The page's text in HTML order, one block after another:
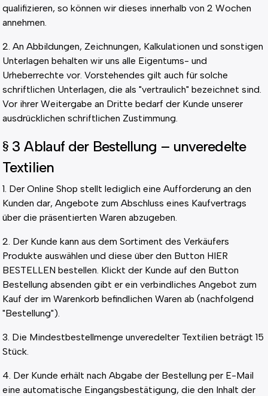
qualifizieren, so können wir dieses innerhalb von 2 Wochen
annehmen.
2. An Abbildungen, Zeichnungen, Kalkulationen und sonstigen
Unterlagen behalten wir uns alle Eigentums- und
Urheberrechte vor. Vorstehendes gilt auch für solche
schriftlichen Unterlagen, die als "vertraulich" bezeichnet sind.
Vor ihrer Weitergabe an Dritte bedarf der Kunde unserer
ausdrücklichen schriftlichen Zustimmung.
§ 3 Ablauf der Bestellung – unveredelte
Textilien
1. Der Online Shop stellt lediglich eine Aufforderung an den
Kunden dar, Angebote zum Abschluss eines Kaufvertrags
über die präsentierten Waren abzugeben.
2. Der Kunde kann aus dem Sortiment des Verkäufers
Produkte auswählen und diese über den Button HIER
BESTELLEN bestellen. Klickt der Kunde auf den Button
Bestellung absenden gibt er ein verbindliches Angebot zum
Kauf der im Warenkorb befindlichen Waren ab (nachfolgend
"Bestellung").
3. Die Mindestbestellmenge unveredelter Textilien beträgt 15
Stück.
4. Der Kunde erhält nach Abgabe der Bestellung per E-Mail
eine automatische Eingangsbestätigung, die den Inhalt der